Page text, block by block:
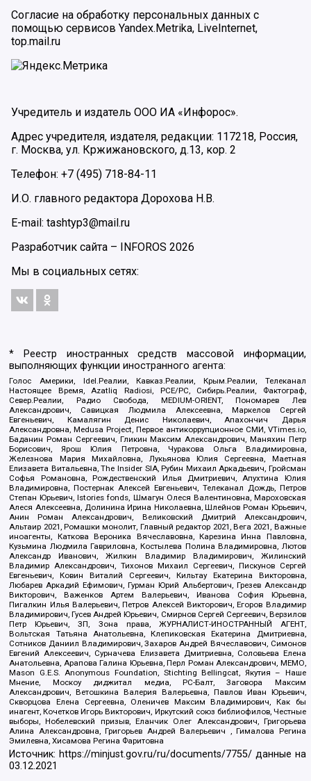
Согласие на обработку персональных данных с
помощью сервисов Yandex.Metrika, LiveInternet,
top.mail.ru
Учредитель и издатель ООО ИА «Инфорос».
Адрес учредителя, издателя, редакции: 117218, Россия,
г. Москва, ул. Кржижановского, д.13, кор. 2
Телефон: +7 (495) 718-84-11
И.О. главного редактора Дорохова Н.В.
E-mail: tashtyp3@mail.ru
Разработчик сайта – INFOROS 2026
Мы в социальных сетях:
* Реестр иностранных средств массовой информации,
выполняющих функции иностранного агента:
Голос Америки, Idel.Реалии, Кавказ.Реалии, Крым.Реалии, Телеканал
Настоящее Время, Azatliq Radiosi, PCE/PC, Сибирь.Реалии, Фактограф,
Север.Реалии, Радио Свобода, MEDIUM-ORIENT, Пономарев Лев
Александрович, Савицкая Людмила Алексеевна, Маркелов Сергей
Евгеньевич, Камалягин Денис Николаевич, Апахончич Дарья
Александровна, Medusa Project, Первое антикоррупционное СМИ, VTimes.io,
Баданин Роман Сергеевич, Гликин Максим Александрович, Маняхин Петр
Борисович, Ярош Юлия Петровна, Чуракова Ольга Владимировна,
Железнова Мария Михайловна, Лукьянова Юлия Сергеевна, Маетная
Елизавета Витальевна, The Insider SIA, Рубин Михаил Аркадьевич, Гройсман
Софья Романовна, Рождественский Илья Дмитриевич, Апухтина Юлия
Владимировна, Постернак Алексей Евгеньевич, Телеканал Дождь, Петров
Степан Юрьевич, Istories fonds, Шмагун Олеся Валентиновна, Мароховская
Алеся Алексеевна, Долинина Ирина Николаевна, Шлейнов Роман Юрьевич,
Анин Роман Александрович, Великовский Дмитрий Александрович,
Альтаир 2021, Ромашки монолит, Главный редактор 2021, Вега 2021, Важные
иноагенты, Каткова Вероника Вячеславовна, Карезина Инна Павловна,
Кузьмина Людмила Гавриловна, Костылева Полина Владимировна, Лютов
Александр Иванович, Жилкин Владимир Владимирович, Жилинский
Владимир Александрович, Тихонов Михаил Сергеевич, Пискунов Сергей
Евгеньевич, Ковин Виталий Сергеевич, Кильтау Екатерина Викторовна,
Любарев Аркадий Ефимович, Гурман Юрий Альбертович, Грезев Александр
Викторович, Важенков Артем Валерьевич, Иванова София Юрьевна,
Пигалкин Илья Валерьевич, Петров Алексей Викторович, Егоров Владимир
Владимирович, Гусев Андрей Юрьевич, Смирнов Сергей Сергеевич, Верзилов
Петр Юрьевич, ЗП, Зона права, ЖУРНАЛИСТ-ИНОСТРАННЫЙ АГЕНТ,
Вольтская Татьяна Анатольевна, Клепиковская Екатерина Дмитриевна,
Сотников Даниил Владимирович, Захаров Андрей Вячеславович, Симонов
Евгений Алексеевич, Сурначева Елизавета Дмитриевна, Соловьева Елена
Анатольевна, Арапова Галина Юрьевна, Перл Роман Александрович, МЕМО,
Mason G.E.S. Anonymous Foundation, Stichting Bellingcat, Якутия – Наше
Мнение, Москоу диджитал медиа, РС-Балт, Заговора Максим
Александрович, Ветошкина Валерия Валерьевна, Павлов Иван Юрьевич,
Скворцова Елена Сергеевна, Оленичев Максим Владимирович, Как бы
инагент, Кочетков Игорь Викторович, Иркутский союз библиофилов, Честные
выборы, Нобелевский призыв, Еланчик Олег Александрович, Григорьева
Алина Александровна, Григорьев Андрей Валерьевич , Гималова Регина
Эмилевна, Хисамова Регина Фаритовна
Источник: https://minjust.gov.ru/ru/documents/7755/ данные на
03.12.2021